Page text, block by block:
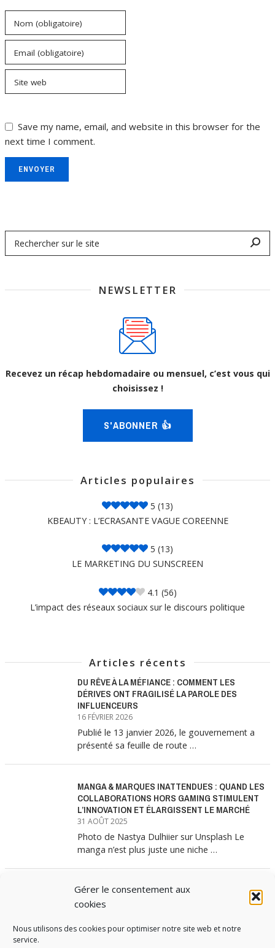
Gérer le consentement aux
cookies
Nous utilisons des cookies pour optimiser notre site web et notre
service.
Nom (obligatoire)
Email (obligatoire)
Site web
Save my name, email, and website in this browser for the
next time I comment.
ENVOYER
NEWSLETTER
Recevez un récap hebdomadaire ou mensuel, c’est vous qui
choisissez !
S'ABONNER 👍
Articles populaires
5 (13)
KBEAUTY : L’ECRASANTE VAGUE COREENNE
5 (13)
LE MARKETING DU SUNSCREEN
4.1 (56)
L’impact des réseaux sociaux sur le discours politique
Articles récents
DU RÊVE À LA MÉFIANCE : COMMENT LES
DÉRIVES ONT FRAGILISÉ LA PAROLE DES
INFLUENCEURS
16 FÉVRIER 2026
Publié le 13 janvier 2026, le gouvernement a
présenté sa feuille de route …
MANGA & MARQUES INATTENDUES : QUAND LES
COLLABORATIONS HORS GAMING STIMULENT
L’INNOVATION ET ÉLARGISSENT LE MARCHÉ
31 AOÛT 2025
Photo de Nastya Dulhiier sur Unsplash Le
manga n’est plus juste une niche …
MANGA & MARQUES : ANATOMIE D’UNE
ALLIANCE MARKETING GAGNANTE
Les interminables files d’attente devant les